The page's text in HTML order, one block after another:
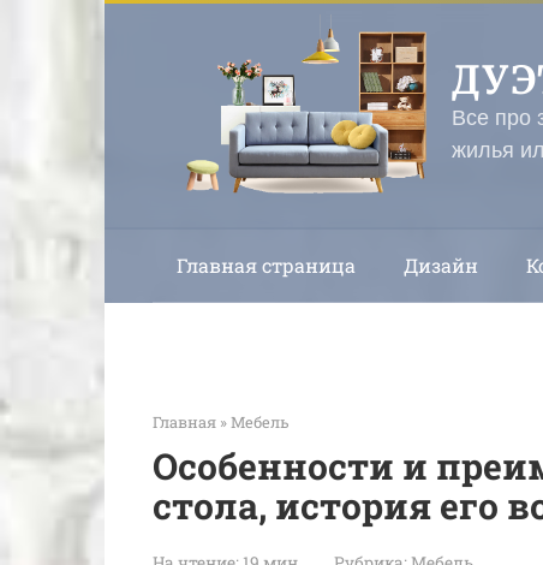
Все про
жилья
Главная страница Дизайн
Главная »Мебель
Особенности и
стола, история его